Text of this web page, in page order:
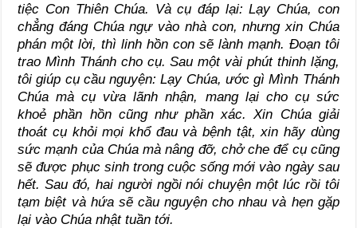
tiệc Con Thiên Chúa. Và cụ đáp lại: Lạy Chúa, con
chẳng đáng Chúa ngự vào nhà con, nhưng xin Chúa
phán một lời, thì linh hồn con sẽ lành mạnh. Đoạn tôi
trao Mình Thánh cho cụ. Sau một vài phút thinh lặng,
tôi giúp cụ cầu nguyện: Lạy Chúa, ước gì Mình Thánh
Chúa mà cụ vừa lãnh nhận, mang lại cho cụ sức
khoẻ phần hồn cũng như phần xác. Xin Chúa giải
thoát cụ khỏi mọi khổ đau và bệnh tật, xin hãy dùng
sức mạnh của Chúa mà nâng đỡ, chở che để cụ cũng
sẽ được phục sinh trong cuộc sống mới vào ngày sau
hết. Sau đó, hai người ngồi nói chuyện một lúc rồi tôi
tạm biệt và hứa sẽ cầu nguyện cho nhau và hẹn gặp
lại vào Chúa nhật tuần tới.